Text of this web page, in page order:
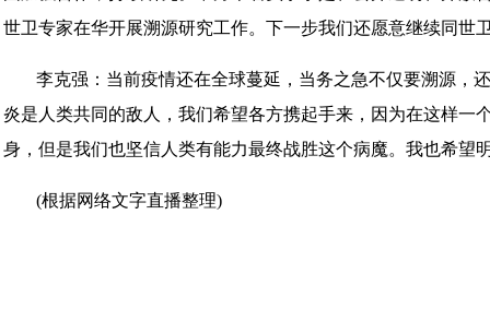
世卫专家在华开展溯源研究工作。下一步我们还愿意继续同世
李克强：当前疫情还在全球蔓延，当务之急不仅要溯源，
炎是人类共同的敌人，我们希望各方携起手来，因为在这样一
身，但是我们也坚信人类有能力最终战胜这个病魔。我也希望
(根据网络文字直播整理)